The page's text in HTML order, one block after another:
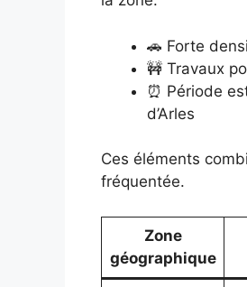
🚗 Forte
🚧 Travaux
⏰ Période
d’Arles
Ces éléments
fréquentée.
Zone
géographique